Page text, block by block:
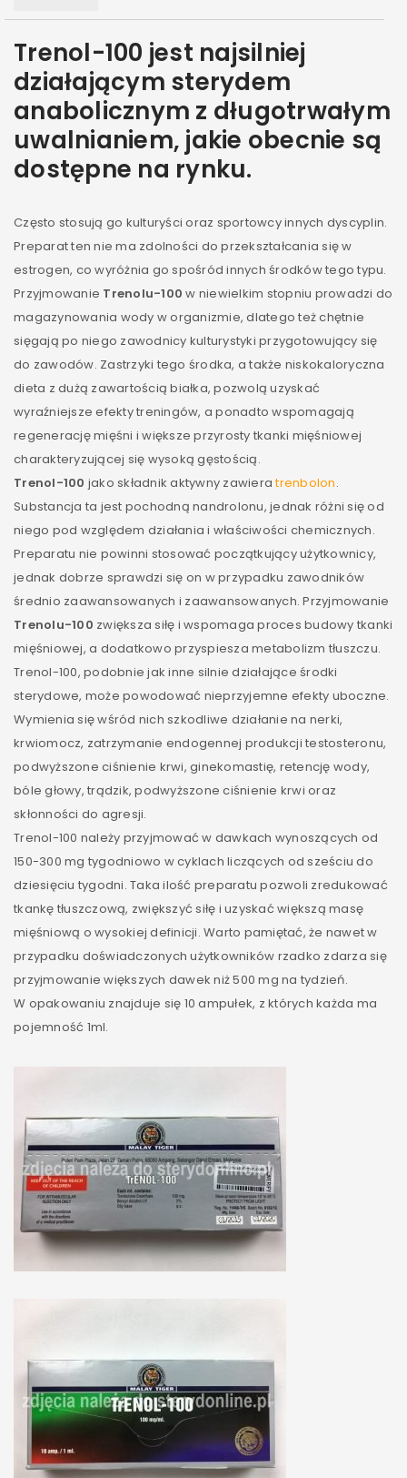
Trenol-100 jest najsilniej
działającym sterydem
anabolicznym z długotrwałym
uwalnianiem, jakie obecnie są
dostępne na rynku.
Często stosują go kulturyści oraz sportowcy innych dyscyplin.
Preparat ten nie ma zdolności do przekształcania się w
estrogen, co wyróżnia go spośród innych środków tego typu.
Przyjmowanie Trenolu-100 w niewielkim stopniu prowadzi do
magazynowania wody w organizmie, dlatego też chętnie
sięgają po niego zawodnicy kulturystyki przygotowujący się
do zawodów. Zastrzyki tego środka, a także niskokaloryczna
dieta z dużą zawartością białka, pozwolą uzyskać
wyraźniejsze efekty treningów, a ponadto wspomagają
regenerację mięśni i większe przyrosty tkanki mięśniowej
charakteryzującej się wysoką gęstością.
Trenol-100 jako składnik aktywny zawieratrenbolon.
Substancja ta jest pochodną nandrolonu, jednak różni się od
niego pod względem działania i właściwości chemicznych.
Preparatu nie powinni stosować początkujący użytkownicy,
jednak dobrze sprawdzi się on w przypadku zawodników
średnio zaawansowanych i zaawansowanych. Przyjmowanie
Trenolu-100 zwiększa siłę i wspomaga proces budowy tkanki
mięśniowej, a dodatkowo przyspiesza metabolizm tłuszczu.
Trenol-100, podobnie jak inne silnie działające środki
sterydowe, może powodować nieprzyjemne efekty uboczne.
Wymienia się wśród nich szkodliwe działanie na nerki,
krwiomocz, zatrzymanie endogennej produkcji testosteronu,
podwyższone ciśnienie krwi, ginekomastię, retencję wody,
bóle głowy, trądzik, podwyższone ciśnienie krwi oraz
skłonności do agresji.
Trenol-100 należy przyjmować w dawkach wynoszących od
150-300 mg tygodniowo w cyklach liczących od sześciu do
dziesięciu tygodni. Taka ilość preparatu pozwoli zredukować
tkankę tłuszczową, zwiększyć siłę i uzyskać większą masę
mięśniową o wysokiej definicji. Warto pamiętać, że nawet w
przypadku doświadczonych użytkowników rzadko zdarza się
przyjmowanie większych dawek niż 500 mg na tydzień.
W opakowaniu znajduje się 10 ampułek, z których każda ma
pojemność 1ml.